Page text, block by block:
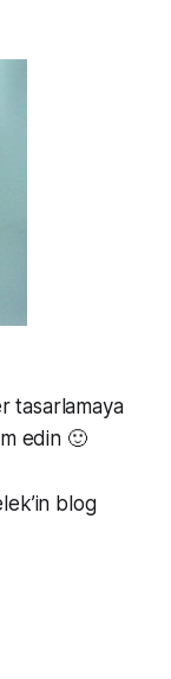
tasarlamaya
edin 🙂
blog